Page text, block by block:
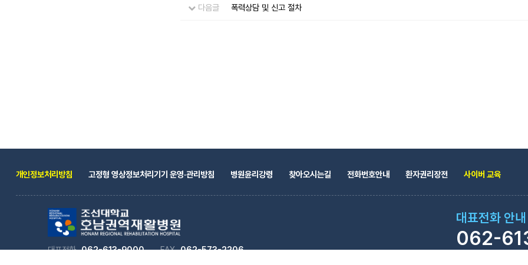
다음글 폭력상담 및 신고 절차
개인정보처리방침 고정형 영상정보처리기기 운영·관리방침 병원윤리강령 찾아오시는길 전화번호안내 환자권리장전 사이버 교육
대표전화 062-613-9000 FAX 062-573-2206
대표전화 안내
062-